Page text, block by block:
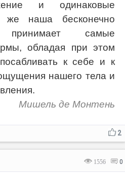
и одинаковые
же наша бесконечно
самые
обладая при этом
к себе и к
нашего тела и
Мишель де Монтень
2
1556 0